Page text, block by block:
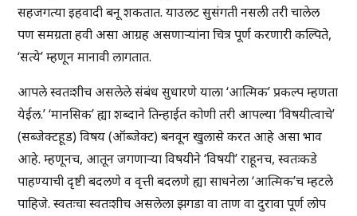
सहजगत्या इहवादी बनू शकतात. याउलट सुसंगती नसली तरी चालेल
पण समग्रता हवी असा आग्रह असणाऱ्यांना चित्र पूर्ण करणारी कल्पिते,
‘सत्ये’ म्हणून मानावी लागतात.
आपले स्वतःशीच असलेले संबंध सुधारणे याला ‘आत्मिक’ प्रकल्प म्हणता
येईल.’ ‘मानसिक’ ह्या शब्दाने तिन्हाईत कोणी तरी आपल्या ‘विषयीत्वाचे’
(सब्जेक्टहूड) विषय (ऑब्जेक्ट) बनवून खुलासे करत आहे असा भाव
आहे. म्हणूनच, आतून जगणाऱ्या विषयीने ‘विषयी’ राहूनच, स्वतःकडे
पाहण्याची दृष्टी बदलणे व वृत्ती बदलणे ह्या साधनेला ‘आत्मिक’च म्हटले
पाहिजे. स्वतःचा स्वतःशीच असलेला झगडा वा ताण वा दुरावा पूर्ण लोप